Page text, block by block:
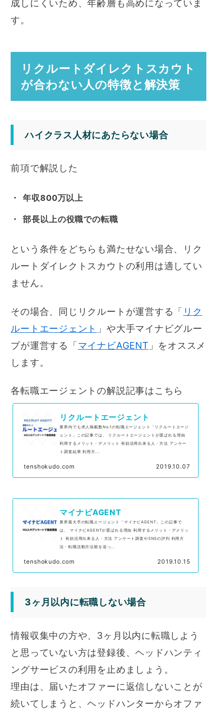
成しにくいため、年齢層も高めになっていま
す。
リクルートダイレクトスカウト
が合わない人の特徴と解決策
ハイクラス人材にあたらない場合
前項で解説した
年収800万以上
部長以上の役職での転職
という条件をどちらも満たせない場合、リク
ルートダイレクトスカウトの利用は適してい
ません。
その場合、同じリクルートが運営する「 リク
ルートエージェント 」や大手マイナビグルー
プが運営する「マイナビAGENT 」をオススメ
します。
各転職エージェントの解説記事はこちら
リクルートエージェント
業界内でも求人掲載数No.1の転職エージェント「リクルートエージ
ェント」この記事では、 リクルートエージェントが選ばれる理由
利用するメリット・デメリット 有効活用出来る人・方法 アンケー
ト調査結果 利用方...
tenshokudo.com 2019.10.07
マイナビAGENT
業界最大手の転職エージェント「マイナビAGENT」この記事で
は、 マイナビAGENTが選ばれる理由 利用するメリット・デメリッ
ト 有効活用出来る人・方法 アンケート調査やSNSの評判 利用方
法・転職活動方法順を追っ...
tenshokudo.com 2019.10.15
3ヶ月以内に転職しない場合
情報収集中の方や、3ヶ月以内に転職しよう
と思っていない方は登録後、ヘッドハンティ
ングサービスの利用を止めましょう。
理由は、届いたオファーに返信しないことが
続いてしまうと、ヘッドハンターからオファ